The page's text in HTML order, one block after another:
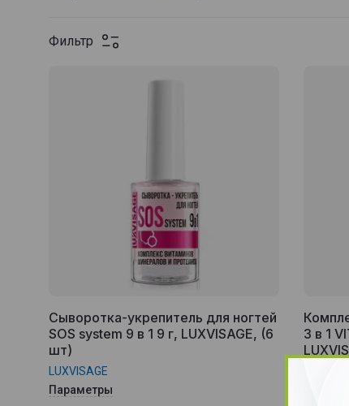
Фильтр
Сыворотка-укрепитель для ногтей
SOS system 9 в 1 9 г, LUXVISAGE, (6
шт)
LUXVISAGE
Параметры
3 в 1